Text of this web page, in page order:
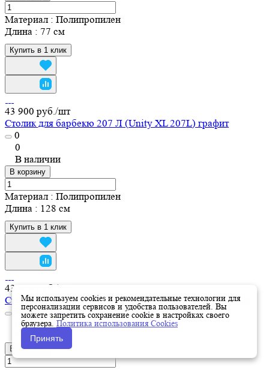
Материал : Полипропилен
Длина : 77 см
Купить в 1 клик
43 900 руб./шт
Столик для барбекю 207 Л (Unity XL 207L) графит
0
0
В наличии
В корзину
Материал : Полипропилен
Длина : 128 см
Купить в 1 клик
43 900 руб./
Столик для барбекю 207 Л (Unity XL 207L) коричневый
В наличии
В корзину
Мы используем cookies и рекомендательные технологии для
персонализации сервисов и удобства пользователей. Вы
можете запретить сохранение cookie в настройках своего
браузера. Политика использования Cookies
Принять